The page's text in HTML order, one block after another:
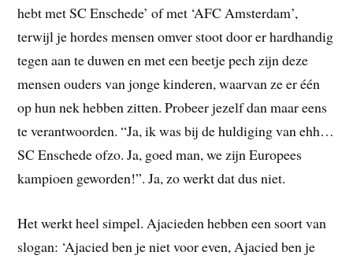
hebt met SC Enschede’ of met ‘AFC Amsterdam’,
terwijl je hordes mensen omver stoot door er hardhandig
tegen aan te duwen en met een beetje pech zijn deze
mensen ouders van jonge kinderen, waarvan ze er één
op hun nek hebben zitten. Probeer jezelf dan maar eens
te verantwoorden. “Ja, ik was bij de huldiging van ehh…
SC Enschede ofzo. Ja, goed man, we zijn Europees
kampioen geworden!”. Ja, zo werkt dat dus niet.
Het werkt heel simpel. Ajacieden hebben een soort van
slogan: ‘Ajacied ben je niet voor even, Ajacied ben je